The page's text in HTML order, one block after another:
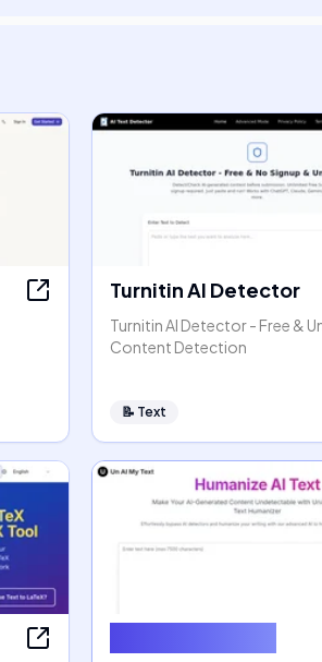
Turnitin AI Detector
Turnitin AI Detector - Free &
Content Detection
📝 Text